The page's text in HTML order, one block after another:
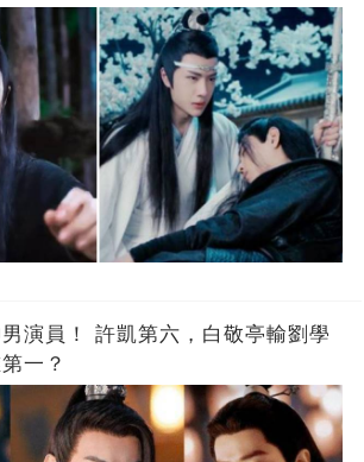
演員！ 許凱第六，白敬亭輸劉學
一？